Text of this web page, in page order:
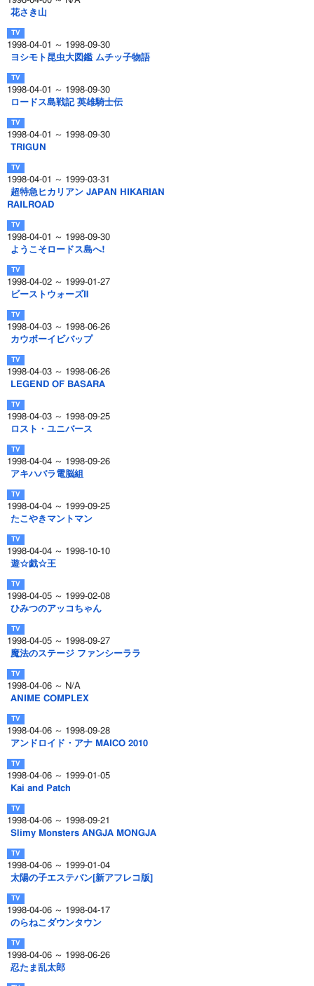
花さき山
1998-04-01 ～ 1998-09-30
ヨシモト昆虫大図鑑 ムチッ子物語
1998-04-01 ～ 1998-09-30
ロードス島戦記 英雄騎士伝
1998-04-01 ～ 1998-09-30
TRIGUN
1998-04-01 ～ 1999-03-31
超特急ヒカリアン JAPAN HIKARIAN
RAILROAD
1998-04-01 ～ 1998-09-30
ようこそロードス島へ!
1998-04-02 ～ 1999-01-27
ビーストウォーズⅡ
1998-04-03 ～ 1998-06-26
カウボーイビバップ
1998-04-03 ～ 1998-06-26
LEGEND OF BASARA
1998-04-03 ～ 1998-09-25
ロスト・ユニバース
1998-04-04 ～ 1998-09-26
アキハバラ電脳組
1998-04-04 ～ 1999-09-25
たこやきマントマン
1998-04-04 ～ 1998-10-10
遊☆戯☆王
1998-04-05 ～ 1999-02-08
ひみつのアッコちゃん
1998-04-05 ～ 1998-09-27
魔法のステージ ファンシーララ
1998-04-06 ～ N/A
ANIME COMPLEX
1998-04-06 ～ 1998-09-28
アンドロイド・アナ MAICO 2010
1998-04-06 ～ 1999-01-05
Kai and Patch
1998-04-06 ～ 1998-09-21
Slimy Monsters ANGJA MONGJA
1998-04-06 ～ 1999-01-04
太陽の子エステバン[新アフレコ版]
1998-04-06 ～ 1998-04-17
のらねこダウンタウン
1998-04-06 ～ 1998-06-26
忍たま乱太郎